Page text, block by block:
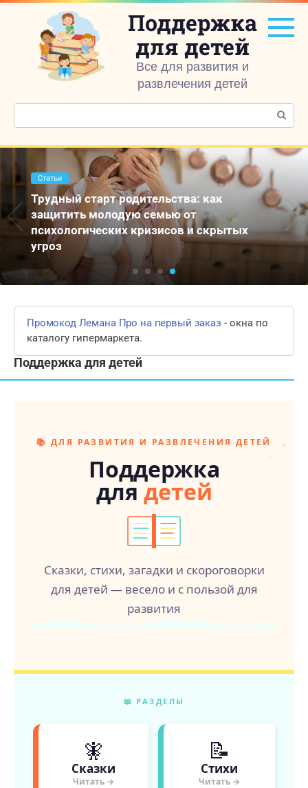
Перейти
контенту
Поддержка
для детей
Все для развития и
развлечения детей
Поиск:
Статьи
Трудный старт родительства: как
защитить молодую семью от
психологических кризисов и скрытых
угроз
Промокод Лемана Про на первый заказ - окна по
каталогу гипермаркета.
Поддержка для детей
★ ★
✦ ✦
★
★
📚 ДЛЯ РАЗВИТИЯ И РАЗВЛЕЧЕНИЯ ДЕТЕЙ
Поддержка
для детей
Сказки, стихи, загадки и скороговорки
для детей — весело и с пользой для
развития
📖 РАЗДЕЛЫ
🧚
Сказки
Читать →
📝
Стихи
Читать →